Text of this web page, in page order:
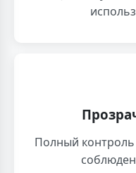
Полный